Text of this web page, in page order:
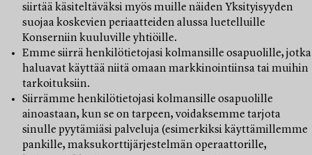
siirtää käsiteltäväksi myös muille näiden Yksityisyyden
suojaa koskevien periaatteiden alussa luetelluille
Konserniin kuuluville yhtiöille.
Emme siirrä henkilötietojasi kolmansille osapuolille, jotka
haluavat käyttää niitä omaan markkinointiinsa tai muihin
tarkoituksiin.
Siirrämme henkilötietojasi kolmansille osapuolille
ainoastaan, kun se on tarpeen, voidaksemme tarjota
sinulle pyytämiäsi palveluja (esimerkiksi käyttämillemme
pankille, maksukorttijärjestelmän operaattorille,